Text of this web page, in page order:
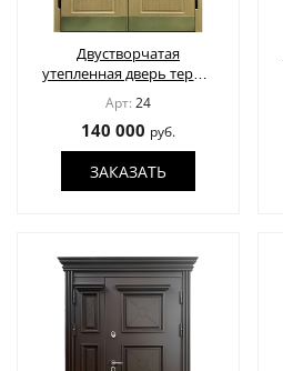
Двустворчатая
утепленная дверь термо
с отделкой МДФ
Арт: 24
140 000 руб.
ЗАКАЗАТЬ